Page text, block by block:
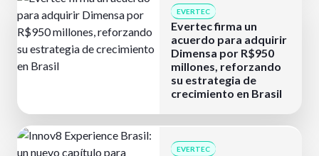
EVERTEC
Evertec firma un
acuerdo para adquirir
Dimensa por R$950
millones, reforzando
su estrategia de
crecimiento en Brasil
EVERTEC